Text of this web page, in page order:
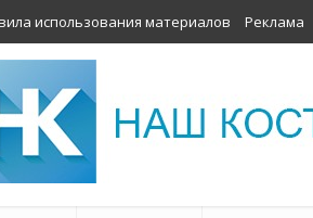
использования материалов Реклама